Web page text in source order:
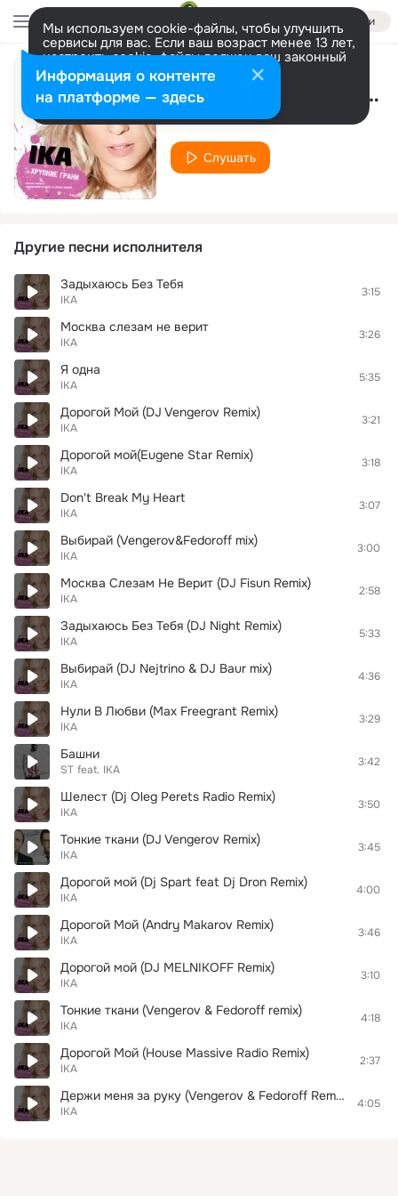
Войти
Мы используем cookie-файлы, чтобы улучшить
сервисы для вас. Если ваш возраст менее 13 лет,
настроить cookie-файлы должен ваш законный
представитель. Больше информации
Разрешить все Настроить Нули в любви (BreakDance Project freestyle remix)
IKA
Слушать
Другие песни исполнителя
Задыxаюсь Без Тебя
IKA
3:15
Москва слезам не верит
IKA
3:26
Я одна
IKA
5:35
Дорогой Мой (DJ Vengerov Remix)
IKA
3:21
Дорогой мой(Eugene Star Remix)
IKA
3:18
Don't Break My Heart
IKA
3:07
Выбирай (Vengerov&Fedoroff mix)
IKA
3:00
Москва Слезам Не Верит (DJ Fisun Remix)
IKA
2:58
Задыхаюсь Без Тебя (DJ Night Remix)
IKA
5:33
Выбирай (DJ Nejtrino & DJ Baur mix)
IKA
4:36
Нули В Любви (Max Freegrant Remix)
IKA
3:29
Башни
ST feat. IKA
3:42
Шелест (Dj Oleg Perets Radio Remix)
IKA
3:50
Тонкие ткани (DJ Vengerov Remix)
IKA
3:45
Дорогой мой (Dj Spart feat Dj Dron Remix)
IKA
4:00
Дорогой Мой (Andry Makarov Remix)
IKA
3:46
Дорогой мой (DJ MELNIKOFF Remix)
IKA
3:10
Тонкие ткани (Vengerov & Fedoroff remix)
IKA
4:18
Дорогой Мой (House Massive Radio Remix)
IKA
2:37
Держи меня за руку (Vengerov & Fedoroff Remix)
IKA
4:05
Информация о контенте
на платформе — здесь